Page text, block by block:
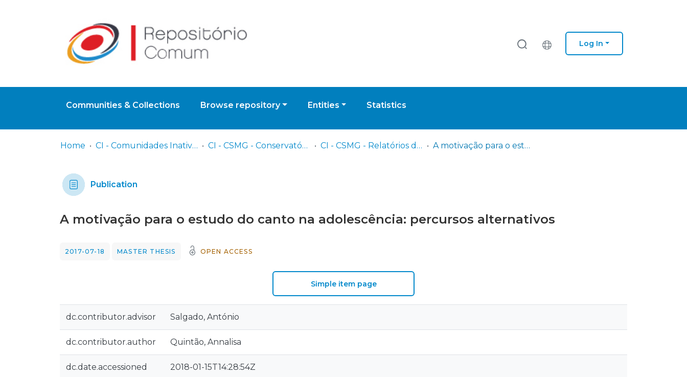
Log In
Communities & Collections Browse repository Entities Statistics
Home CI - Comunidades Inativas CI - CSMG - Conservatório Superior de Música de Gaia CI - CSMG - Relatórios de Estágio A motivação para o estudo do canto na adolescência: percursos alternativos
Publication
A motivação para o estudo do canto na adolescência: percursos alternativos
2017-07-18 MASTER THESIS OPEN ACCESS
Simple item page
dc.contributor.advisor Salgado, António
dc.contributor.author Quintão, Annalisa
dc.date.accessioned 2018-01-15T14:28:54Z